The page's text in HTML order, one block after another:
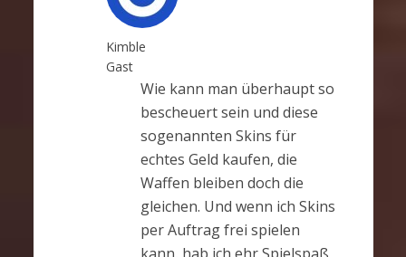
Kimble
Gast
Wie kann man überhaupt so
bescheuert sein und diese
sogenannten Skins für
echtes Geld kaufen, die
Waffen bleiben doch die
gleichen. Und wenn ich Skins
per Auftrag frei spielen